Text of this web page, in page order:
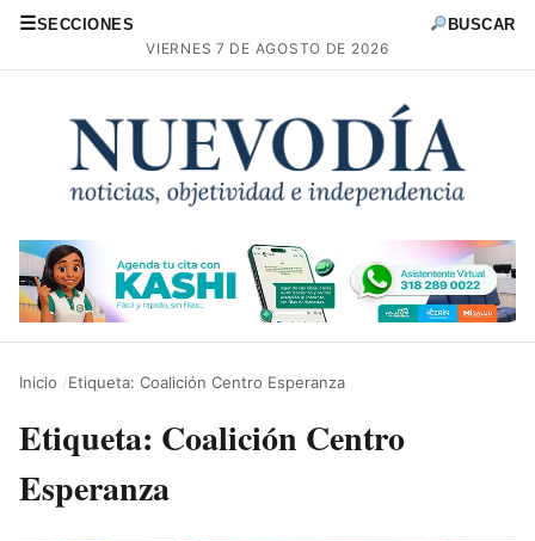
☰SECCIONES
VIERNES 7 DE AGOSTO DE 2026
BUSCAR
Inicio Etiqueta: Coalición Centro Esperanza
Etiqueta: Coalición Centro
Esperanza